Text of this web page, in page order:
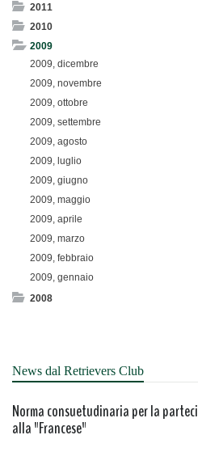
2011
2010
2009
2009, dicembre
2009, novembre
2009, ottobre
2009, settembre
2009, agosto
2009, luglio
2009, giugno
2009, maggio
2009, aprile
2009, marzo
2009, febbraio
2009, gennaio
2008
News dal Retrievers Club
Norma consuetudinaria per la
alla "Francese"